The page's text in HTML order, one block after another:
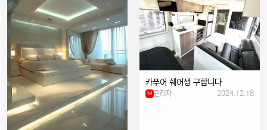
카푸어 쉐어생 구합니다
M 관리자 2024.12.18